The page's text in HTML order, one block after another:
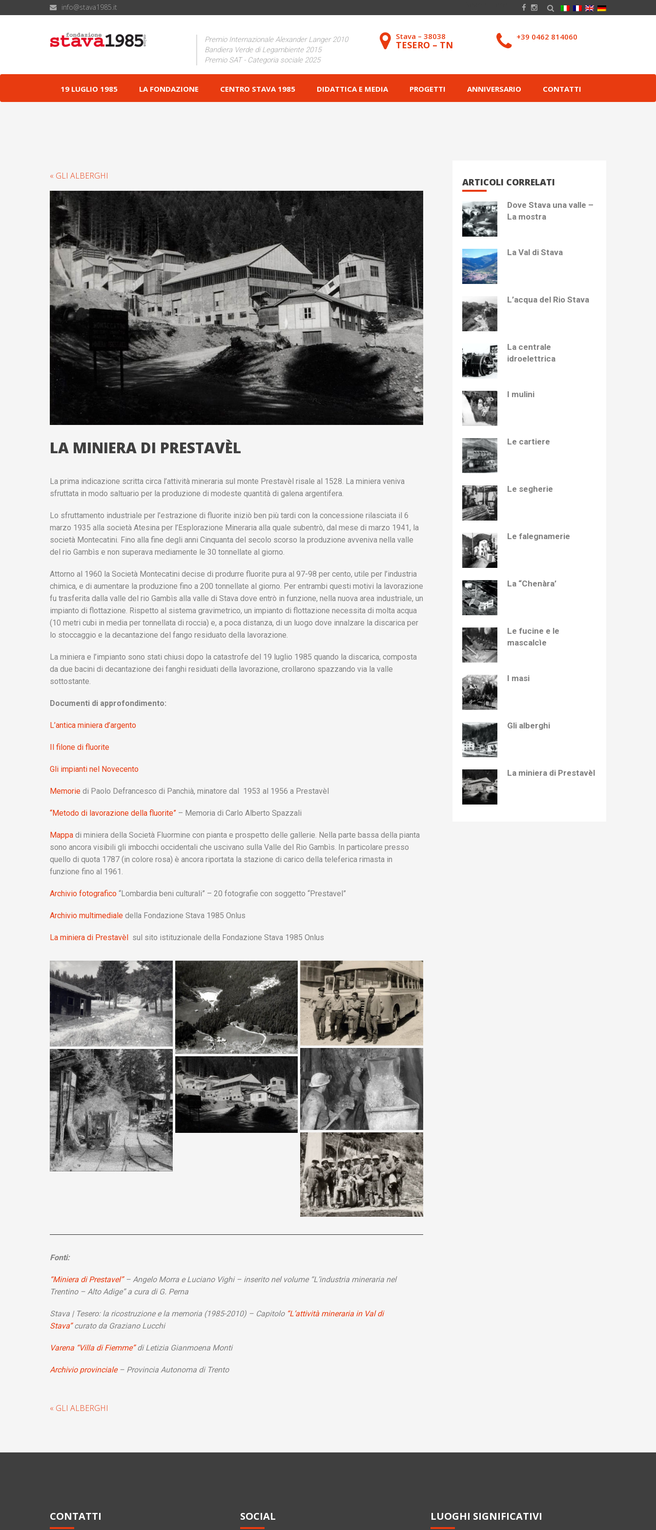
info@stava1985.it
Premio Internazionale Alexander Langer 2010
Bandiera Verde di Legambiente 2015
Premio SAT - Categoria sociale 2025
Stava – 38038
TESERO – TN
+39 0462 814060
19 LUGLIO 1985 LA FONDAZIONE CENTRO STAVA 1985 DIDATTICA E MEDIA PROGETTI ANNIVERSARIO CONTATTI
« GLI ALBERGHI
LA MINIERA DI PRESTAVÈL
La prima indicazione scritta circa l’attività mineraria sul monte Prestavèl risale al 1528. La miniera veniva
sfruttata in modo saltuario per la produzione di modeste quantità di galena argentifera.
Lo sfruttamento industriale per l’estrazione di fluorite iniziò ben più tardi con la concessione rilasciata il 6
marzo 1935 alla società Atesina per l’Esplorazione Mineraria alla quale subentrò, dal mese di marzo 1941, la
società Montecatini. Fino alla fine degli anni Cinquanta del secolo scorso la produzione avveniva nella valle
del rio Gambìs e non superava mediamente le 30 tonnellate al giorno.
Attorno al 1960 la Società Montecatini decise di produrre fluorite pura al 97-98 per cento, utile per l’industria
chimica, e di aumentare la produzione fino a 200 tonnellate al giorno. Per entrambi questi motivi la lavorazione
fu trasferita dalla valle del rio Gambìs alla valle di Stava dove entrò in funzione, nella nuova area industriale, un
impianto di flottazione. Rispetto al sistema gravimetrico, un impianto di flottazione necessita di molta acqua
(10 metri cubi in media per tonnellata di roccia) e, a poca distanza, di un luogo dove innalzare la discarica per
lo stoccaggio e la decantazione del fango residuato della lavorazione.
La miniera e l’impianto sono stati chiusi dopo la catastrofe del 19 luglio 1985 quando la discarica, composta
da due bacini di decantazione dei fanghi residuati della lavorazione, crollarono spazzando via la valle
sottostante.
Documenti di approfondimento:
L’antica miniera d’argento
Il filone di fluorite
Gli impianti nel Novecento
Memorie di Paolo Defrancesco di Panchià, minatore dal 1953 al 1956 a Prestavèl
“Metodo di lavorazione della fluorite” – Memoria di Carlo Alberto Spazzali
Mappa di miniera della Società Fluormine con pianta e prospetto delle gallerie. Nella parte bassa della pianta
sono ancora visibili gli imbocchi occidentali che uscivano sulla Valle del Rio Gambìs. In particolare presso
quello di quota 1787 (in colore rosa) è ancora riportata la stazione di carico della teleferica rimasta in
funzione fino al 1961.
Archivio fotografico “Lombardia beni culturali” – 20 fotografie con soggetto “Prestavel”
Archivio multimediale della Fondazione Stava 1985 Onlus
La miniera di Prestavèl sul sito istituzionale della Fondazione Stava 1985 Onlus
Fonti:
“Miniera di Prestavel”– Angelo Morra e Luciano Vighi – inserito nel volume “L’industria mineraria nel
Trentino – Alto Adige” a cura di G. Perna
Stava | Tesero: la ricostruzione e la memoria (1985-2010) – Capitolo “L’attività mineraria in Val di
Stava”curato da Graziano Lucchi
Varena “Villa di Fiemme”di Letizia Gianmoena Monti
Archivio provinciale– Provincia Autonoma di Trento
« GLI ALBERGHI
ARTICOLI CORRELATI
Dove Stava una valle –
La mostra
La Val di Stava
L’acqua del Rio Stava
La centrale
idroelettrica
I mulini
Le cartiere
Le segherie
Le falegnamerie
La “Chenàra’
Le fucine e le
mascalcìe
I masi
Gli alberghi
La miniera di Prestavèl
CONTATTI SOCIAL LUOGHI SIGNIFICATIVI